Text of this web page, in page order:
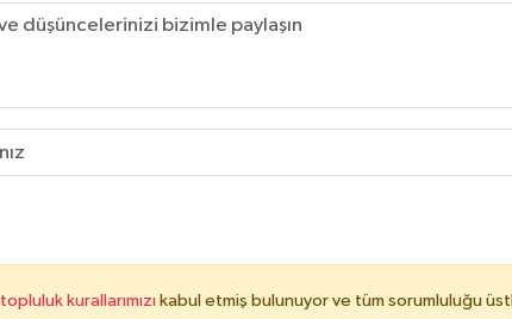
topluluk kurallarımızı kabul etmiş bulunuyor ve tüm sorumluluğu